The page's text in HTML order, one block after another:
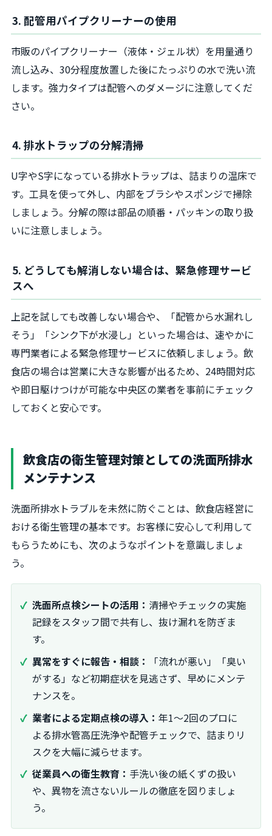
3. 配管用パイプクリーナーの使用
市販のパイプクリーナー（液体・ジェル状）を用量通り
流し込み、30分程度放置した後にたっぷりの水で洗い流
します。強力タイプは配管へのダメージに注意してくだ
さい。
4. 排水トラップの分解清掃
U字やS字になっている排水トラップは、詰まりの温床で
す。工具を使って外し、内部をブラシやスポンジで掃除
しましょう。分解の際は部品の順番・パッキンの取り扱
いに注意しましょう。
5. どうしても解消しない場合は、緊急修理サービ
スへ
上記を試しても改善しない場合や、「配管から水漏れし
そう」「シンク下が水浸し」といった場合は、速やかに
専門業者による緊急修理サービスに依頼しましょう。飲
食店の場合は営業に大きな影響が出るため、24時間対応
や即日駆けつけが可能な中央区の業者を事前にチェック
しておくと安心です。
飲食店の衛生管理対策としての洗面所排水
メンテナンス
洗面所排水トラブルを未然に防ぐことは、飲食店経営に
おける衛生管理の基本です。お客様に安心して利用して
もらうためにも、次のようなポイントを意識しましょ
う。
洗面所点検シートの活用： 清掃やチェックの実施
記録をスタッフ間で共有し、抜け漏れを防ぎま
す。
異常をすぐに報告・相談：
「流れが悪い」「臭い
がする」など初期症状を見逃さず、早めにメンテ
ナンスを。
業者による定期点検の導入： 年1～2回のプロに
よる排水管高圧洗浄や配管チェックで、詰まりリ
スクを大幅に減らせます。
従業員への衛生教育： 手洗い後の紙くずの扱い
や、異物を流さないルールの徹底を図りましょ
う。